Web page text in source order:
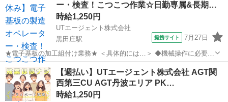
■...
ー・検査！こつこつ作業☆日勤専属&長期
休…
時給1,250円
UTエージェント株式会社
黒田庄駅
提携サイト 7月27日
★電子基板の加工組付け業務★ ＜具体的には…＞ ◆機械操作に必要な
部品をセット→ボタンを押す ◆電子基板を機械を使って検査する ☆人
気の軽作業！ 立ったり座ったり、ほど良い動きがあります♪ ☆細か
い作業...
兵庫 多可郡 黒田庄駅
【週払い】UTエージェント株式会社 AGT関
西第三CU AGT丹波エリア PK…
時給1,250円